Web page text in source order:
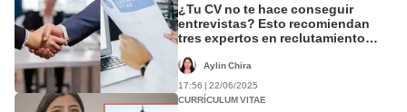
¿Tu CV no te hace conseguir
entrevistas? Esto recomiendan
tres expertos en reclutamiento
Aylin Chira
17:56 | 22/06/2025
CURRÍCULUM VITAE